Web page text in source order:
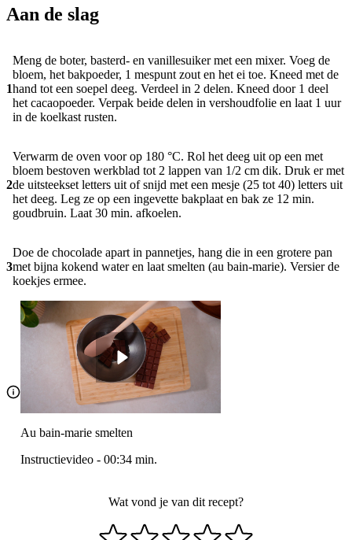
Aan de slag
1
Meng de boter, basterd- en vanillesuiker met een mixer. Voeg de
bloem, het bakpoeder, 1 mespunt zout en het ei toe. Kneed met de
hand tot een soepel deeg. Verdeel in 2 delen. Kneed door 1 deel
het cacaopoeder. Verpak beide delen in vershoudfolie en laat 1 uur
in de koelkast rusten.
2
Verwarm de oven voor op 180 °C. Rol het deeg uit op een met
bloem bestoven werkblad tot 2 lappen van 1/2 cm dik. Druk er met
de uitsteekset letters uit of snijd met een mesje (25 tot 40) letters uit
het deeg. Leg ze op een ingevette bakplaat en bak ze 12 min.
goudbruin. Laat 30 min. afkoelen.
3
Doe de chocolade apart in pannetjes, hang die in een grotere pan
met bijna kokend water en laat smelten (au bain-marie). Versier de
koekjes ermee.
Au bain-marie smelten
Instructievideo - 00:34 min.
Wat vond je van dit recept?